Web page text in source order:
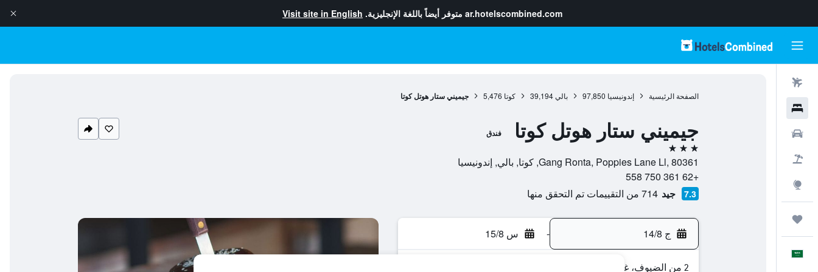
ar.hotelscombined.com متوفر أيضاً باللغة الإنجليزية. Visit site in English
الصفحة الرئيسية إندونيسيا 97,850 بالي 39,194 كوتا 5,476 جيميني ستار هوتل كوتا
جيميني ستار هوتل كوتا فندق
3 نجوم
Gang Ronta, Poppies Lane Ll, 80361, كوتا, بالي, إندونيسيا
+62 361 750 558
7.3 جيد 714 من التقييمات تم التحقق منها
ج 14/8 - س 15/8
2 من الضيوف، غرفة واحدة